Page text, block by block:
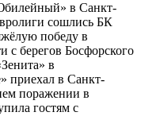
в Санкт-
сошлись БК
победу в
с берегов Босфорского
в
приехал в Санкт-
поражении в
гостям с